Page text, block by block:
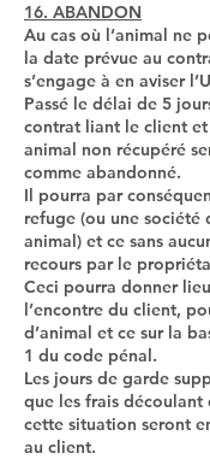
16. ABANDON
Au cas où l’animal ne
la date prévue au
s’engage à en aviser
Passé le délai de 5
contrat liant le client
animal non récupéré
comme abandonné.
Il pourra par
refuge (ou une société
animal) et ce sans
recours par le
Ceci pourra donner
l’encontre du client,
d’animal et ce sur la
1 du code pénal.
Les jours de garde
que les frais découlant
cette situation seront
au client.